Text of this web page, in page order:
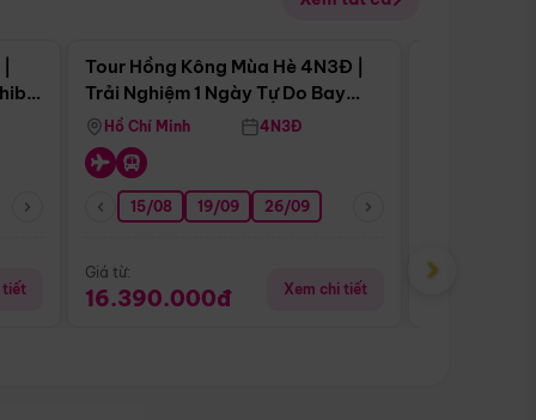
tiết
Điểm nổi bật
Tour Hồng Kông Mùa Hè 4N3Đ |
Trải Nghiệm 1 Ngày Tự Do Bay
Vietnam Airlines
Hồ Chí Minh 4N3Đ
15/08 19/09 26/09
Giá từ:
16.390.000đ Xem chi tiết
Giá từ:
›